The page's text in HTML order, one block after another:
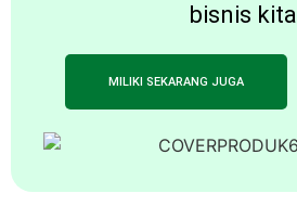
bisnis kita
MILIKI SEKARANG JUGA